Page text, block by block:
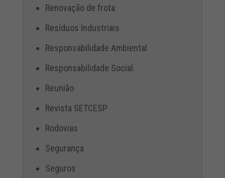
Renovação de frota
Resíduos Industriais
Responsabilidade Ambiental
Responsabilidade Social
Reunião
Revista SETCESP
Rodovias
Segurança
Seguros